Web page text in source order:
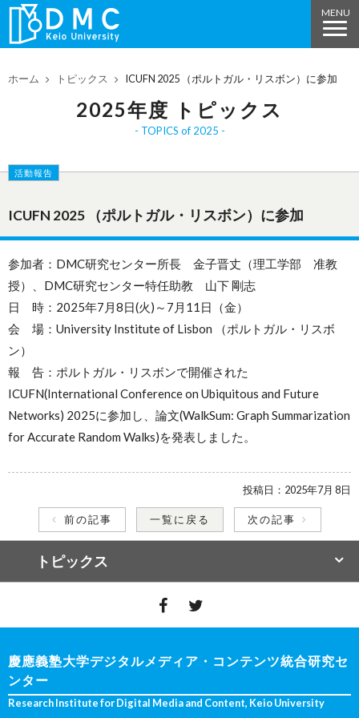
ホーム トピックス ICUFN 2025 （ポルトガル・リスボン）に参加
2025年度 トピックス
TOPICS of 2025
活動報告
ICUFN 2025 （ポルトガル・リスボン）に参加
参加者：DMC研究センター所長 金子晋丈（理工学部 准教
授）、DMC研究センター特任助教 山下 剛志
日 時：2025年7月8日(火)～7月11日（金）
会 場：University Institute of Lisbon （ポルトガル・リスボ
ン）
報 告：ポルトガル・リスボンで開催された
ICUFN(International Conference on Ubiquitous and Future
Networks) 2025に参加し、論文(WalkSum: Graph Summarization
for Accurate Random Walks)を発表しました。
投稿日： 2025年7月 8日
前の記事 一覧に戻る 次の記事
トピックス
慶應義塾大学デジタルメディア・コンテンツ統合研究セ
ンター
Research Institute for Digital Media and Content, Keio University